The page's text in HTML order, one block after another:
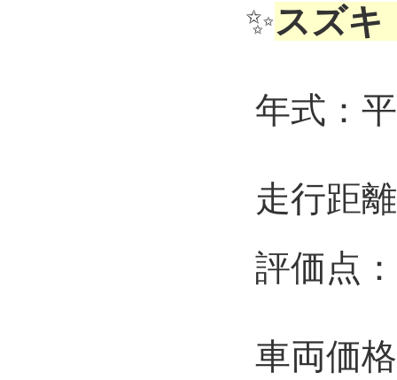
✨スズキ
年式：
走行距
評価点：
車両価